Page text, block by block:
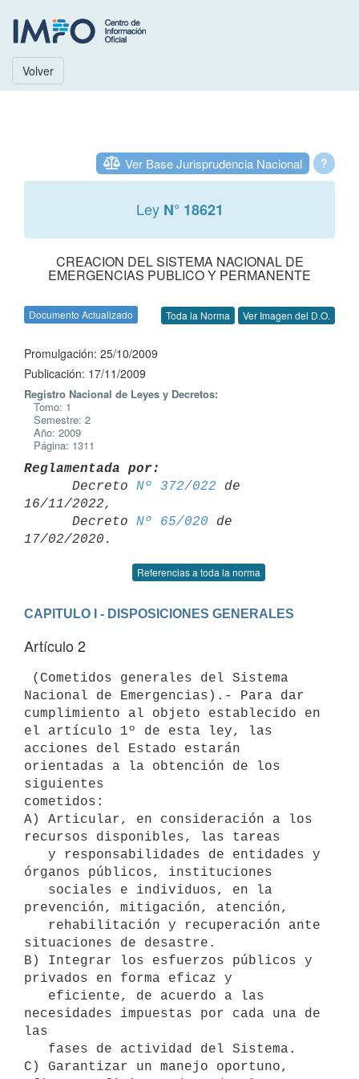
Volver
?
Ver Base Jurisprudencia Nacional
Ley N° 18621
CREACION DEL SISTEMA NACIONAL DE
EMERGENCIAS PUBLICO Y PERMANENTE
Documento Actualizado Toda la Norma Ver Imagen del D.O.
Promulgación: 25/10/2009
Publicación: 17/11/2009
Registro Nacional de Leyes y Decretos:
Tomo: 1
Semestre: 2
Año: 2009
Página: 1311
Reglamentada por:
Decreto Nº 372/022 de
16/11/2022,
      Decreto
Nº 65/020 de
Referencias a toda la norma
CAPITULO I - DISPOSICIONES GENERALES
Artículo 2
Nacional de Emergencias).- Para dar
cumplimiento al objeto establecido en
el artículo 1º de esta ley, las
acciones del Estado estarán
orientadas a la obtención de los
siguientes
cometidos:
A) Articular, en consideración a los
recursos disponibles, las tareas
órganos públicos, instituciones
prevención, mitigación, atención,
situaciones de desastre.
B) Integrar los esfuerzos públicos y
privados en forma eficaz y
necesidades impuestas por cada una de
las
C) Garantizar un manejo oportuno,